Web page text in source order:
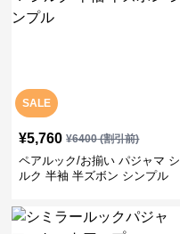
SALE
¥5,760 ¥6400(割引前)
ペアルック/お揃い パジャマ シ
ルク 半袖 半ズボン シンプル